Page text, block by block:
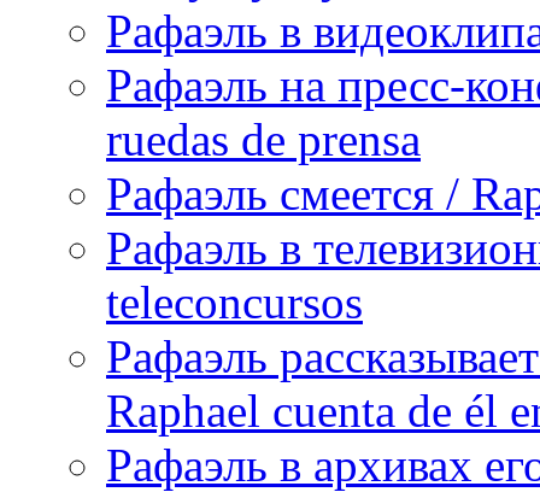
Рафаэль в
Рафаэль на пресс-
ruedas de prensa
Рафаэль смеется /
Рафаэль в
teleconcursos
Рафаэль
Raphael cuenta de él
Рафаэль в архивах